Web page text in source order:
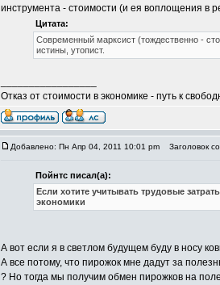
инструмента - стоимости (и ея воплощения в
Цитата:
Современный марксист (тождественно -
истины, утопист.
Отказ от стоимости в экономике - путь к
Добавлено: Пн Апр 04, 2011 10:01 pm Заголовок
Пойнтс писал(а):
Если хотите учитывать трудовые
экономики
А вот если я в светлом будущем буду в носу
А все потому, что пирожок мне дадут за
? Но тогда мы получим обмен пирожков на